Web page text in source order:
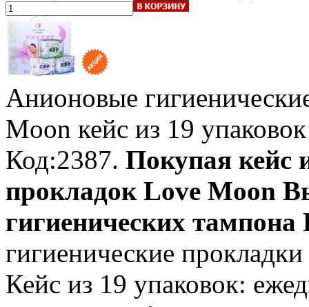
Анионовые
Moon кейс из 19 упаковок
Код:2387. Покупая кейс
прокладок Love Moon
гигиеничеcких
гигиенические
Кейс из 19 упаковок: